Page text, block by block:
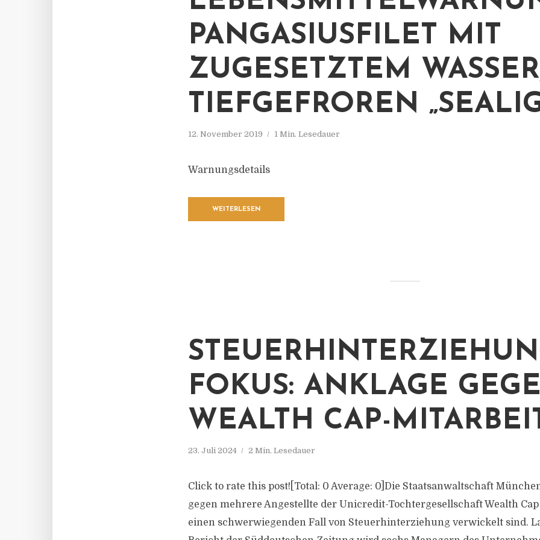
PANGASIUSFILET MIT
ZUGESETZTEM
TIEFGEFROREN
12. November 2019 1 Min. Lesedauer
Warnungsdetails
WEITERLESEN
FOKUS: ANKLAGE
WEALTH CAP-
23. Juli 2024 2 Min. Lesedauer
Click to rate this post![Total: 0 Average: 0]Die Staatsanwaltschaft
gegen mehrere Angestellte der Unicredit-Tochtergesellschaft Wealth
einen schwerwiegenden Fall von Steuerhinterziehung verwickelt sind.